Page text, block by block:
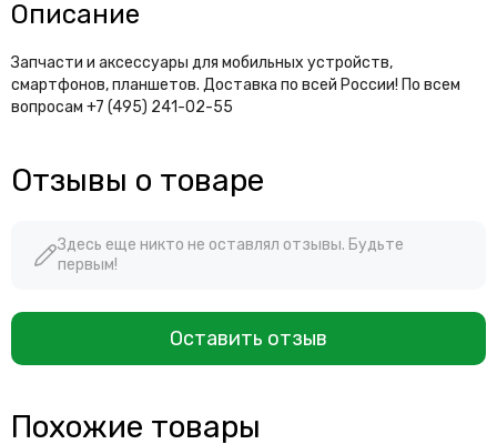
Описание
Запчасти и аксессуары для мобильных устройств,
смартфонов, планшетов. Доставка по всей России! По всем
вопросам +7 (495) 241-02-55
Отзывы о товаре
Здесь еще никто не оставлял отзывы. Будьте
первым!
Оставить отзыв
Похожие товары